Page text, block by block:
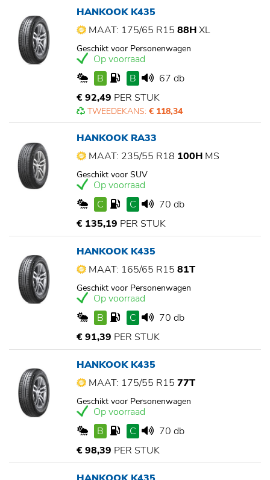
HANKOOK K435
MAAT: 175/65 R15 88HXL
Geschikt voor Personenwagen
Op voorraad
B
B
67 db
€ 92,49 PER STUK
TWEEDEKANS: € 118,34
HANKOOK RA33
MAAT: 235/55 R18 100H MS
Geschikt voor SUV
Op voorraad
C
C
70 db
€ 135,19 PER STUK
HANKOOK K435
MAAT: 165/65 R15 81T
Geschikt voor Personenwagen
Op voorraad
B
C
70 db
€ 91,39 PER STUK
HANKOOK K435
MAAT: 175/55 R15 77T
Geschikt voor Personenwagen
Op voorraad
B
C
70 db
€ 98,39 PER STUK